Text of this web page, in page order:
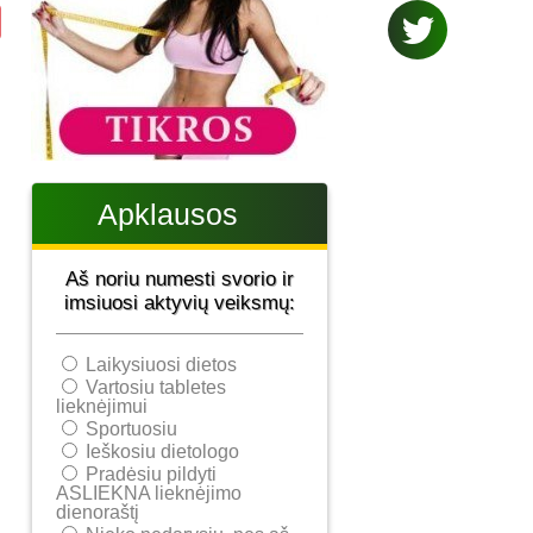
Apklausos
Aš noriu numesti svorio ir
imsiuosi aktyvių veiksmų:
Laikysiuosi dietos
Vartosiu tabletes
lieknėjimui
Sportuosiu
Ieškosiu dietologo
Pradėsiu pildyti
ASLIEKNA lieknėjimo
dienoraštį